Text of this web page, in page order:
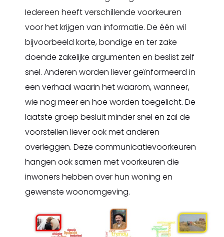
Iedereen heeft verschillende voorkeuren
voor het krijgen van informatie. De één wil
bijvoorbeeld korte, bondige en ter zake
doende zakelijke argumenten en beslist zelf
snel. Anderen worden liever geïnformeerd in
een verhaal waarin het waarom, wanneer,
wie nog meer en hoe worden toegelicht. De
laatste groep besluit minder snel en zal de
voorstellen liever ook met anderen
overleggen. Deze communicatievoorkeuren
hangen ook samen met voorkeuren die
inwoners hebben over hun woning en
gewenste woonomgeving.